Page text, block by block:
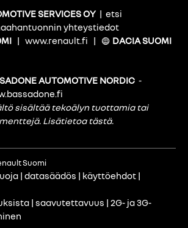
SERVICES OY | etsi
yhteystiedot
| www.renault.fi |
DACIA SUOMI
AUTOMOTIVE NORDIC -
sisältää tekoälyn tuottamia tai
Lisätietoa tästä.
Suomi
|datasäädös | käyttöehdot |
|saavutettavuus |2G- ja 3G-